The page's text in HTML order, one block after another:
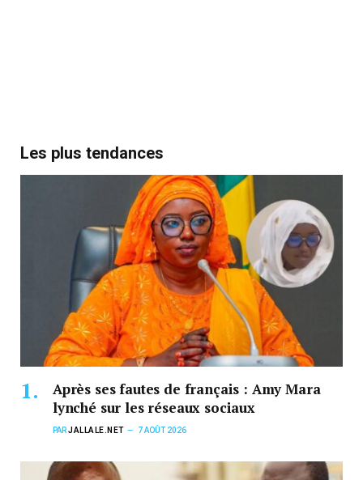
Les plus tendances
Après ses fautes de français : Amy Mara
lynché sur les réseaux sociaux
PARJALLALE.NET 7 AOÛT 2026